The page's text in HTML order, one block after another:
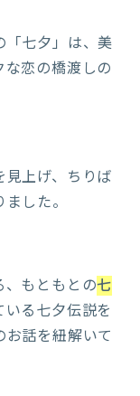
「七夕」は、美
な恋の橋渡しの
上げ、ちりば
した。
、もともとの七
る七夕伝説を
話を紐解いて